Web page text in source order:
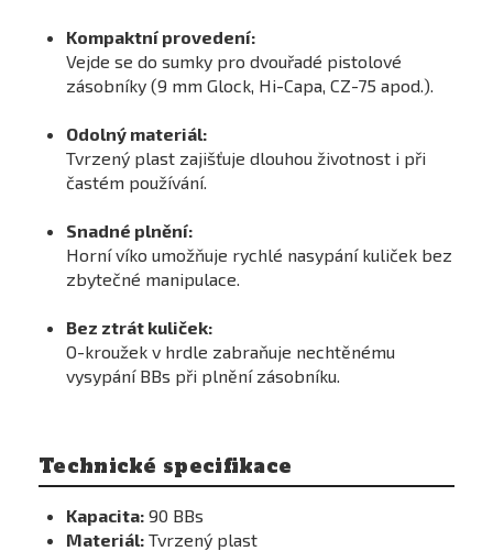
Kompaktní provedení:
Vejde se do sumky pro dvouřadé pistolové
zásobníky (9 mm Glock, Hi-Capa, CZ-75 apod.).
Odolný materiál:
Tvrzený plast zajišťuje dlouhou životnost i při
častém používání.
Snadné plnění:
Horní víko umožňuje rychlé nasypání kuliček bez
zbytečné manipulace.
Bez ztrát kuliček:
O-kroužek v hrdle zabraňuje nechtěnému
vysypání BBs při plnění zásobníku.
Technické specifikace
Kapacita: 90 BBs
Materiál: Tvrzený plast